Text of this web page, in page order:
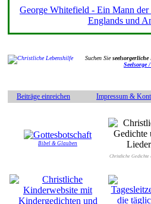
George Whitefield - Ein Mann
Englands und
Suchen Sie
Seelsorge
Beiträge einreichen Impressum &
Bibel & Glauben
Christliche Gedichte